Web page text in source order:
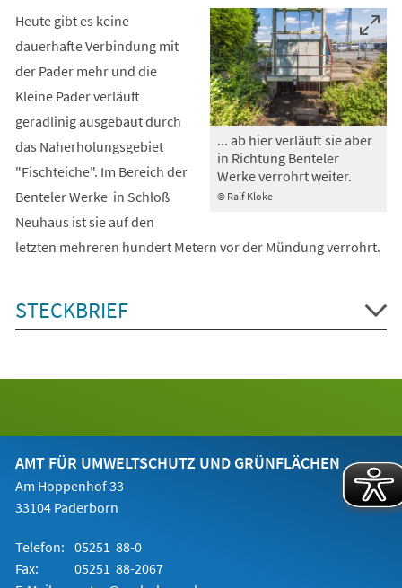
© Ralf Kloke
... ab hier verläuft sie aber
in Richtung Benteler
Werke verrohrt weiter.
Heute gibt es keine
dauerhafte Verbindung mit
der Pader mehr und die
Kleine Pader verläuft
geradlinig ausgebaut durch
das Naherholungsgebiet
"Fischteiche". Im Bereich der
Benteler Werke in Schloß
Neuhaus ist sie auf den
letzten mehreren hundert Metern vor der Mündung verrohrt.
STECKBRIEF
AMT FÜR UMWELTSCHUTZ UND GRÜNFLÄCHEN
Am Hoppenhof 33
33104 Paderborn
Telefon: 05251 88-0
Fax:
05251 88-2067